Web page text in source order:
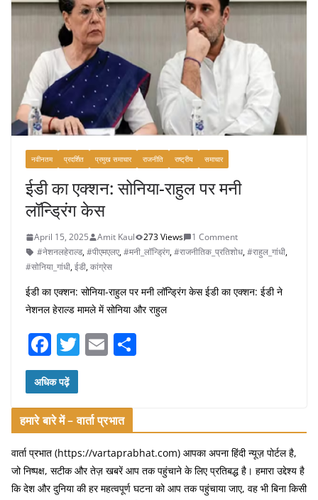
नवीनतम प्रदर्शित प्रमुख समाचार राजनीति राष्ट्रीय समाचार
ईडी का एक्शन: सोनिया-राहुल पर मनी
लॉन्ड्रिंग केस
April 15, 2025 Amit Kaul 273 Views
1 Comment
#नेशनलहेराल्ड,#पीएमएलए,#मनी_लॉन्ड्रिंग,#राजनीतिक_प्रतिशोध,#राहुल_गांधी,
#सोनिया_गांधी,ईडी,कांग्रेस
ईडी का एक्शन: सोनिया-राहुल पर मनी लॉन्ड्रिंग केस ईडी का एक्शन: ईडी ने
नेशनल हेराल्ड मामले में सोनिया और राहुल
F
a
c
e
b
o
o
T
er
E
l
अधिक पढ़ें
हमारे बारे में – वार्ता प्रभात
वार्ता प्रभात (https://vartaprabhat.com) आपका अपना हिंदी न्यूज़ पोर्टल है,
जो निष्पक्ष, सटीक और तेज़ खबरें आप तक पहुंचाने के लिए प्रतिबद्ध है। हमारा उद्देश्य है
कि देश और दुनिया की हर महत्वपूर्ण घटना को आप तक पहुंचाया जाए, वह भी बिना किसी